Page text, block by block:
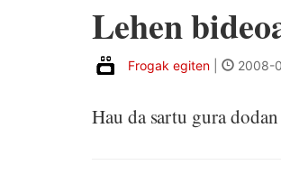
Lehen
Frogak egiten 2008-
Hau da sartu gura